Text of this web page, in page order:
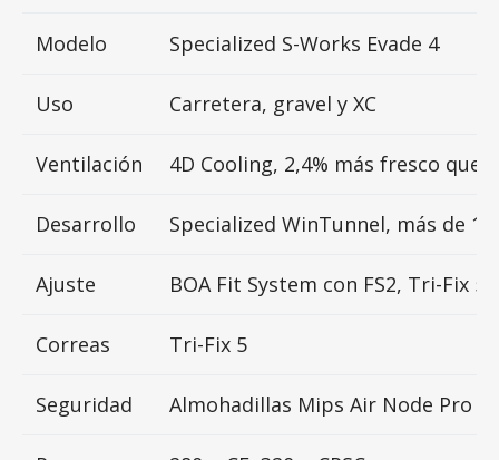
Modelo Specialized S-Works Evade 4
Uso Carretera, gravel y XC
Ventilación 4D Cooling, 2,4% más fresco que
Desarrollo Specialized WinTunnel, más de
Ajuste BOA Fit System con FS2, Tri-Fix 5
Correas Tri-Fix 5
Seguridad Almohadillas Mips Air Node Pro